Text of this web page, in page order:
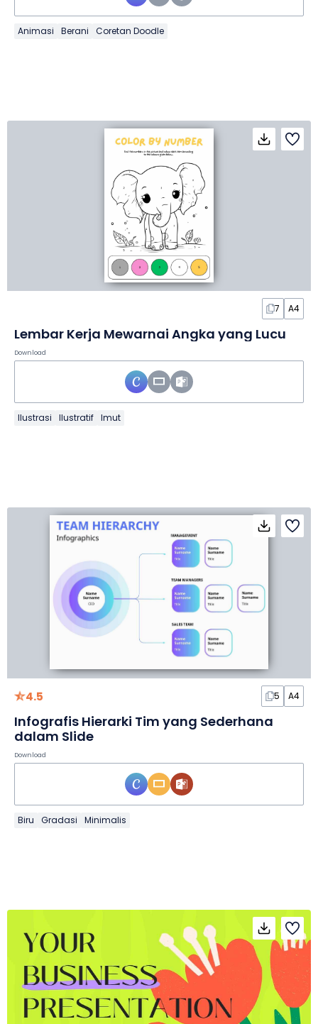
Animasi Berani Coretan Doodle
7 A4
Lembar Kerja Mewarnai Angka yang Lucu
Download
Ilustrasi Ilustratif Imut
4.5 5 A4
Infografis Hierarki Tim yang Sederhana
dalam Slide
Download
Biru Gradasi Minimalis